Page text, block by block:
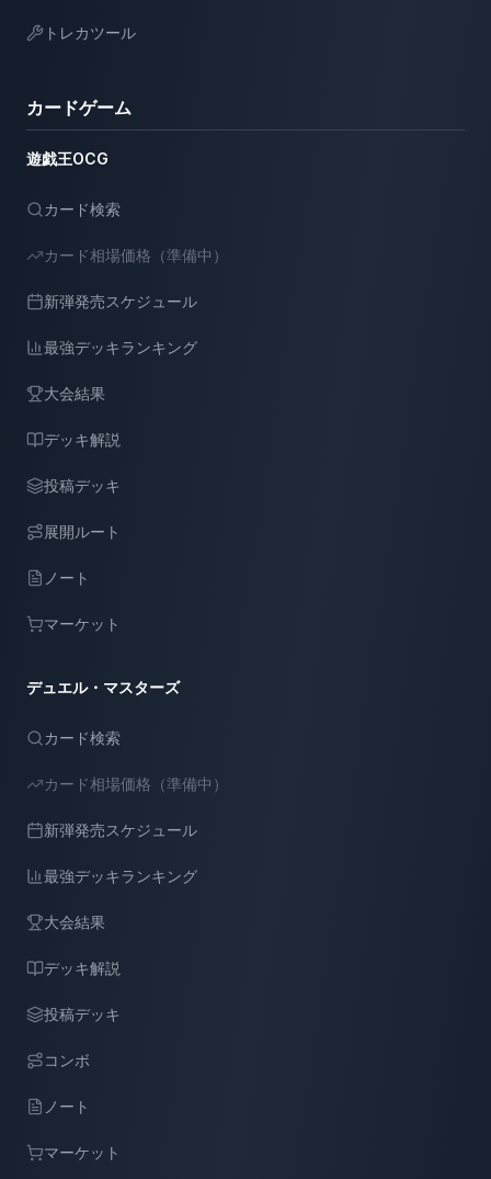
トレカツール
カードゲーム
遊戯王OCG
カード検索
カード相場価格（準備中）
新弾発売スケジュール
最強デッキランキング
大会結果
デッキ解説
投稿デッキ
展開ルート
ノート
マーケット
デュエル・マスターズ
カード検索
カード相場価格（準備中）
新弾発売スケジュール
最強デッキランキング
大会結果
デッキ解説
投稿デッキ
コンボ
ノート
マーケット